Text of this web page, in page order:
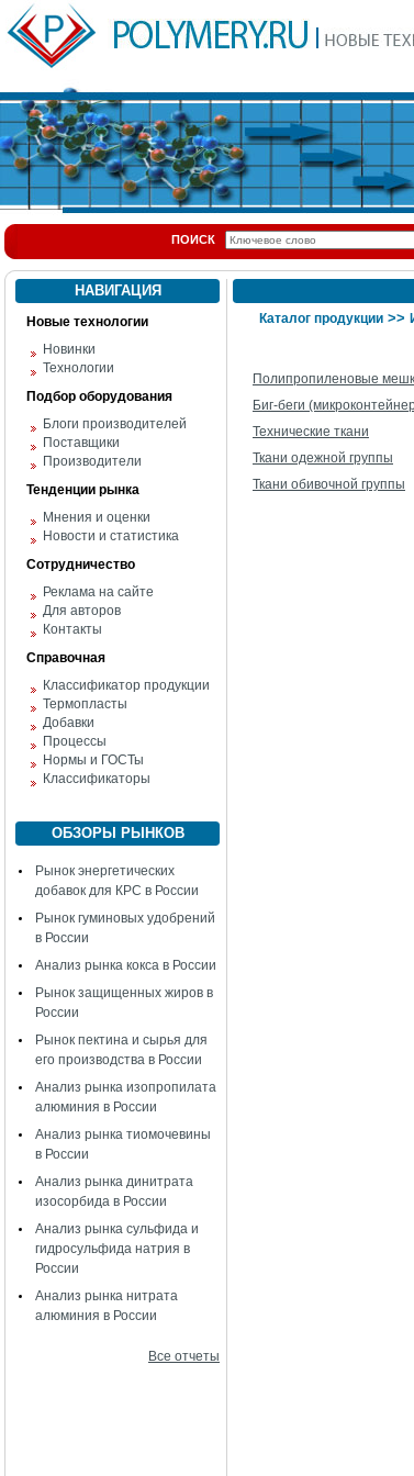
ПОИСК
НАВИГАЦИЯ
Новые технологии
Новинки
Технологии
Подбор оборудования
Блоги производителей
Поставщики
Производители
Тенденции рынка
Мнения и оценки
Новости и статистика
Сотрудничество
Реклама на сайте
Для авторов
Контакты
Справочная
Классификатор продукции
Термопласты
Добавки
Процессы
Нормы и ГОСТы
Классификаторы
ОБЗОРЫ РЫНКОВ
Рынок энергетических
добавок для КРС в России
Рынок гуминовых удобрений
в России
Анализ рынка кокса в России
Рынок защищенных жиров в
России
Рынок пектина и сырья для
его производства в России
Анализ рынка изопропилата
алюминия в России
Анализ рынка тиомочевины
в России
Анализ рынка динитрата
изосорбида в России
Анализ рынка сульфида и
гидросульфида натрия в
России
Анализ рынка нитрата
алюминия в России
Все отчеты
Каталог продукции>>
Полипропиленовые
Биг-беги
Технические ткани
Ткани одежной группы
Ткани обивочной группы